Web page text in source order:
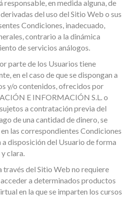
en medida alguna, de
del uso del Sitio Web o sus
Condiciones, inadecuado,
contrario a la dinámica
de servicios análogos.
parte de los Usuarios tiene
en el caso de que se dispongan a
y/o contenidos, ofrecidos por
E INFORMACIÓN S.L. o
a contratación previa del
de una cantidad de dinero, se
las correspondientes Condiciones
a disposición del Usuario de forma
clara.
través del Sitio Web no requiere
a determinados productos
en la que se imparten los cursos